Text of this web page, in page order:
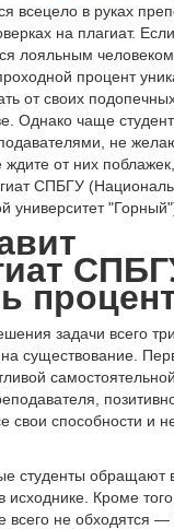
всецело в руках
на плагиат.
лояльным
процент
от своих
Однако чаще
не
ждите от них
СПБГУ
университет
задачи всего
существование.
свои способности и
студенты обращают
исходнике. Кроме
всего не обходятся —